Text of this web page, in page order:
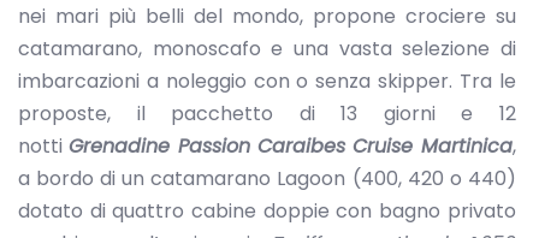
nei mari più belli del mondo, propone crociere su
catamarano, monoscafo e una vasta selezione di
imbarcazioni a noleggio con o senza skipper. Tra le
proposte, il pacchetto di 13 giorni e 12
nottiGrenadine Passion Caraibes Cruise Martinica,
a bordo di un catamarano Lagoon (400, 420 o 440)
dotato di quattro cabine doppie con bagno privato